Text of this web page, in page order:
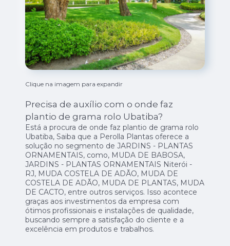
Clique na imagem para expandir
Precisa de auxílio com o onde faz
plantio de grama rolo Ubatiba?
Está a procura de onde faz plantio de grama rolo
Ubatiba, Saiba que a Perolla Plantas oferece a
solução no segmento de JARDINS - PLANTAS
ORNAMENTAIS, como, MUDA DE BABOSA,
JARDINS - PLANTAS ORNAMENTAIS Niterói -
RJ, MUDA COSTELA DE ADÃO, MUDA DE
COSTELA DE ADÃO, MUDA DE PLANTAS, MUDA
DE CACTO, entre outros serviços. Isso acontece
graças aos investimentos da empresa com
ótimos profissionais e instalações de qualidade,
buscando sempre a satisfação do cliente e a
excelência em produtos e trabalhos.